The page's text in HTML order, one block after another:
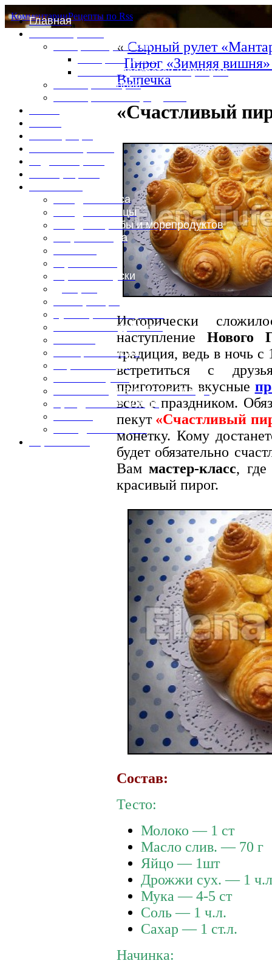
Главная
Специи и пряности
Специи и диета
Каталог пряностей и приправ
Таблица калорий
Блюда из мяса
Блюда из птицы
Блюда из рыбы и морепродуктов
Вторые блюда
Горячие закуски
Кулинарные хитрости
Маленьким гурманам
Овощные блюда
Первые блюда
Полевая кухня
Постные и диетические блюда
Праздничные блюда
Холодные закуски
КомментарииРецепты по Rss
«Сырный рулет
Пирог «Зимняя
Выпечка
«Счастливый
Исторически
наступление Нового
традиция, ведь в ночь
встретиться с
приготовить вкусные
всех с праздником.
пекут «Счастливый
монетку. Кому
будет обязательно
Ваммастер-класс, где
красивый пирог.
Состав:
Тесто:
Молоко — 1 ст
Масло слив. — 70 г
Яйцо — 1шт
Дрожжи сух. — 1
Мука — 4-5 ст
Соль — 1 ч.л.
Сахар — 1 ст.л.
Начинка: